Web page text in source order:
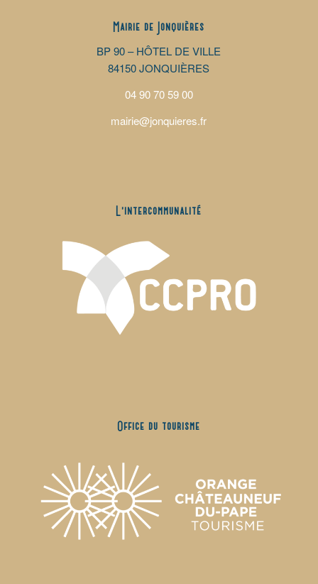
Mairie de Jonquières
BP 90 – HÔTEL DE VILLE
84150 JONQUIÈRES
04 90 70 59 00
mairie@jonquieres.fr
L’intercommunalité
Office du tourisme